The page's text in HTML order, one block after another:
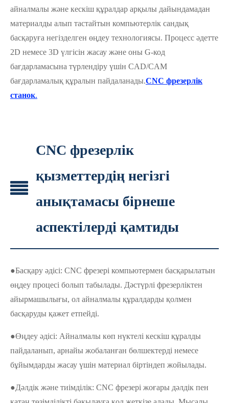
айналмалы және кескіш құралдар арқылы дайындамадан
материалды алып тастайтын компьютерлік сандық
басқаруға негізделген өңдеу технологиясы. Процесс әдетте
2D немесе 3D үлгісін жасау және оны G-код
бағдарламасына түрлендіру үшін CAD/CAM
бағдарламалық құралын пайдаланады.CNC фрезерлік
станок.
CNC фрезерлік
қызметтердің негізгі
анықтамасы бірнеше
аспектілерді қамтиды
●Басқару әдісі: CNC фрезері компьютермен басқарылатын
өңдеу процесі болып табылады. Дәстүрлі фрезерліктен
айырмашылығы, ол айналмалы құралдарды қолмен
басқаруды қажет етпейді.
●Өңдеу әдісі: Айналмалы көп нүктелі кескіш құралды
пайдаланып, арнайы жобаланған бөлшектерді немесе
бұйымдарды жасау үшін материал біртіндеп жойылады.
●Дәлдік және тиімділік: CNC фрезері жоғары дәлдік пен